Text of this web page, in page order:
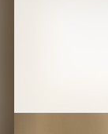
ー
”無
る！